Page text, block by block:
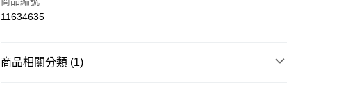
黑貓
11634635
商品相關分類 (1)